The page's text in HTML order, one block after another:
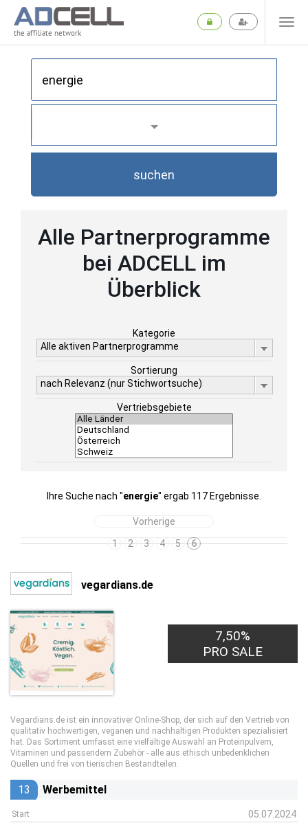
the affiliate network
suchen
Alle Partnerprogramme
bei ADCELL im
Überblick
Kategorie
Alle aktiven Partnerprogramme
Sortierung
nach Relevanz (nur Stichwortsuche)
Vertriebsgebiete
Ihre Suche nach "energie" ergab 117 Ergebnisse.
Vorherige
1
2 3 4 5 6
vegardians.de
7,50%
PRO SALE
Vegardians.de ist ein innovativer Online-Shop, der sich auf den Vertrieb von
qualitativ hochwertigen, veganen und nachhaltigen Produkten spezialisiert
hat. Das Sortiment umfasst eine vielfältige Auswahl an Proteinpulvern,
Vitaminen und passendem Zubehör - alle aus ethisch unbedenklichen
Quellen und frei von tierischen Bestandteilen.
13 Werbemittel
Start 05.07.2024